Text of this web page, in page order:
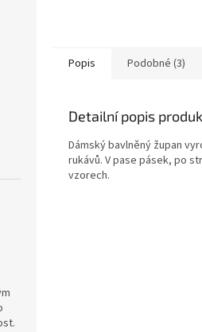
Popis Podobné (3)
Detailní popis
Dámský bavlněný župan
rukávů. V pase pásek, po
vzorech.